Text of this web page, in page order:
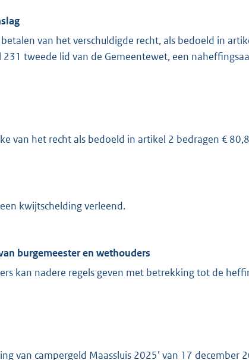
van het verschuldigde recht, als bedoeld in
tweede lid van de Gemeentewet, een
van het recht als bedoeld in artikel 2 bedragen €
kwijtschelding verleend.
burgemeester en wethouders
kan nadere regels geven met betrekking tot de
van campergeld Maassluis 2025’ van 17 december